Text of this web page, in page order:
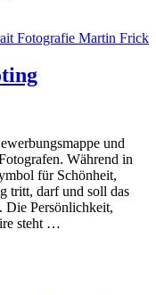
und
Während in
für Schönheit,
tritt, darf und soll das
Die Persönlichkeit,
steht …